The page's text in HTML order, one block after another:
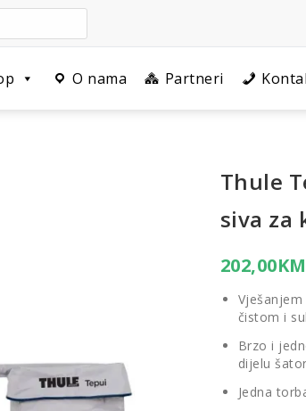
O nama Partneri
Thule
siva za
202,00KM
čistom i
Brzo i
dijelu
Jedna